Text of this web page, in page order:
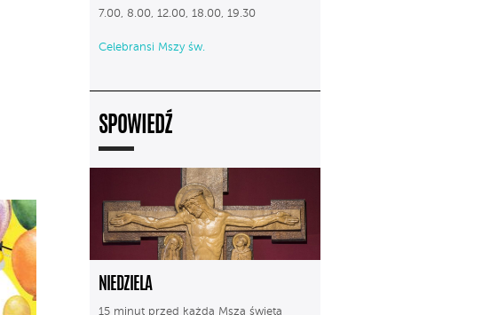
7.00, 8.00, 12.00, 18.00, 19.30
Celebransi Mszy św.
SPOWIEDŹ
NIEDZIELA
15 minut przed każdą Mszą świętą